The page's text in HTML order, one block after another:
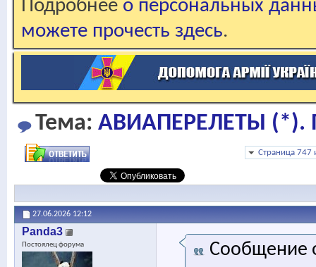
Подробнее о персональных
можете прочесть здесь.
Тема: АВИАПЕРЕЛЕТЫ (*).
Страница 747
27.06.2026 12:12
Panda3
Постоялец форума Сообщение